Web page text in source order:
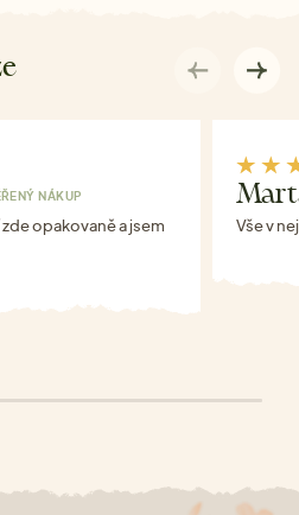
NÁKUP
opakovaně a jsem
Vše v